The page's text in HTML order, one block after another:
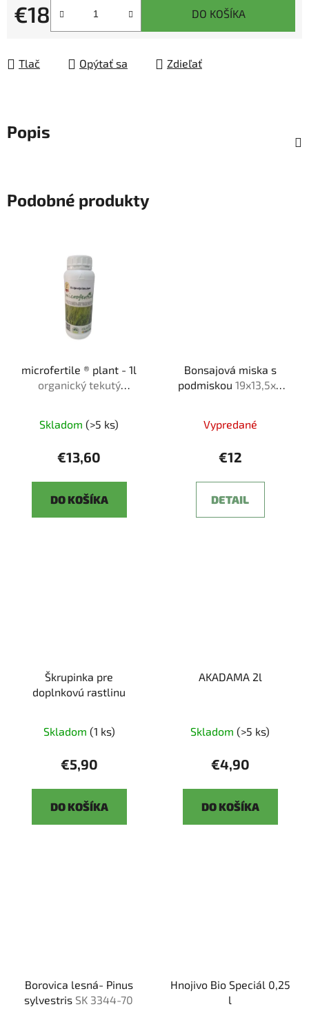
€18
Jednotková cena:
DO KOŠÍKA
Tlač Opýtať sa Zdieľať
Popis
Podobné produkty
microfertile ® plant - 1l
organický tekutý
Skladom (>5 ks)
€13,60
DO KOŠÍKA
Bonsajová miska s
podmiskou 19x13,5x6
Vypredané
€12
DETAIL
Škrupinka pre
doplnkovú rastlinu
Skladom (1 ks)
€5,90
DO KOŠÍKA
AKADAMA 2l
Skladom (>5 ks)
€4,90
DO KOŠÍKA
Borovica lesná- Pinus
sylvestris SK 3344-70
Hnojivo Bio Speciál 0,25
l